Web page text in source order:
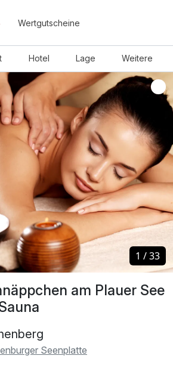
Wertgutscheine
Hotel Lage Weitere
am Plauer See
Seenplatte
1 /33
1 /33